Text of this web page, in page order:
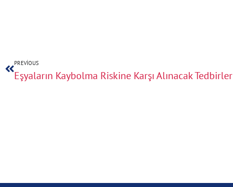
PREVIOUS
Eşyaların Kaybolma Riskine Karşı Alınacak Tedbirler